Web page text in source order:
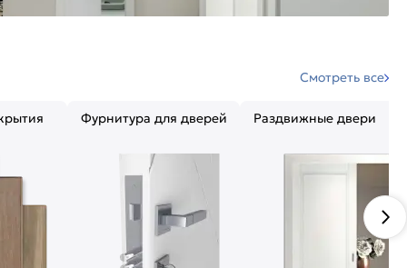
Смотреть все
Фурнитура для дверей Раздвижные двери